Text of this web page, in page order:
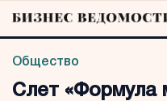
Общество
Слет «Формула